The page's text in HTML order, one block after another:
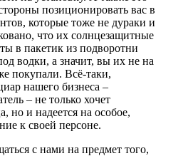
позиционировать вас в
которые тоже не дураки и
что их солнцезащитные
в пакетик из подворотни
водки, а значит, вы их не на
покупали. Всё-таки,
нашего бизнеса –
– не только хочет
но и надеется на особое,
к своей персоне.
с нами на предмет того,